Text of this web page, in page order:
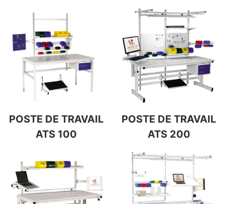
POSTE DE TRAVAIL
ATS 100
POSTE DE TRAVAIL
ATS 200